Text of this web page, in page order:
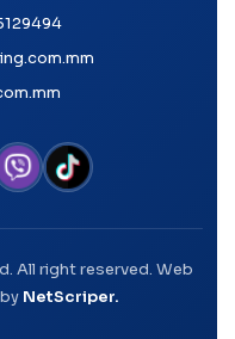
All right reserved. Web
NetScriper.